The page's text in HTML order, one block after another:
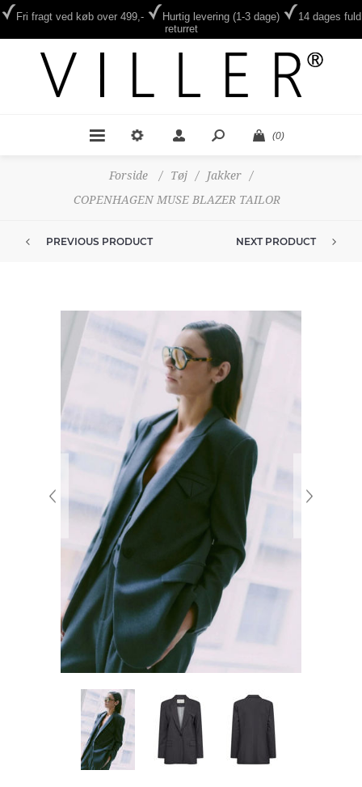
Fri fragt ved køb over 499,- Hurtig levering (1-3 dage)
14 dages fuld
returret
(0)
Forside / Tøj / Jakker
/
COPENHAGEN MUSE BLAZER TAILOR
PREVIOUS PRODUCT NEXT PRODUCT